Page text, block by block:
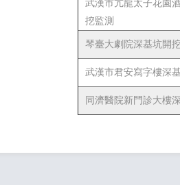
武漢市亢龍太子花園
挖監測
琴臺大劇院深基坑開
武漢市君安寫字樓深
同濟醫院新門診大樓